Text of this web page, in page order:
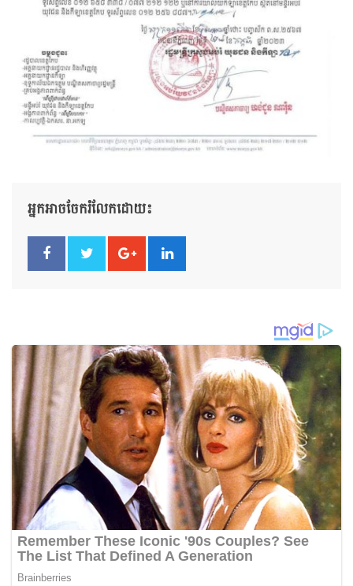
អ្នកអាចចែករំលែកដោយ៖